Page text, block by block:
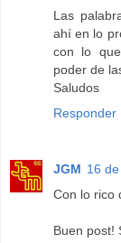
Las
ahí en lo
con lo
poder de
Saludos
Responder
JGM 16
Con lo rico
Buen post!